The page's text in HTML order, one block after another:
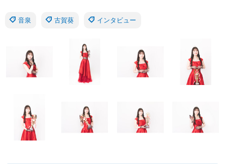
音泉 古賀葵 インタビュー